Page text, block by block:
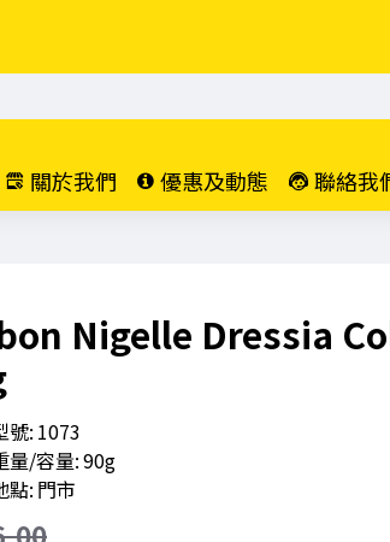
關於我們 優惠及動態 聯絡我
Nigelle Dressia
號: 1073
量/容量:90g
點: 門市